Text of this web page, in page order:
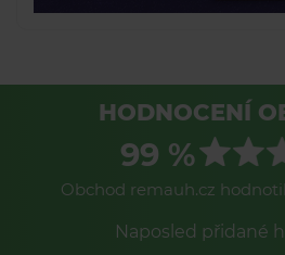
HODNOCENÍ
99 %
Obchod remauh.cz
Naposled přidané